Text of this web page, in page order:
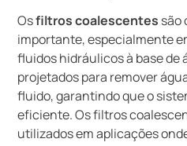
Osfiltros coalescentes são
importante, especialmente
fluidos hidráulicos à base de
projetados para remover
fluido, garantindo que o
eficiente. Os filtros
utilizados em aplicações